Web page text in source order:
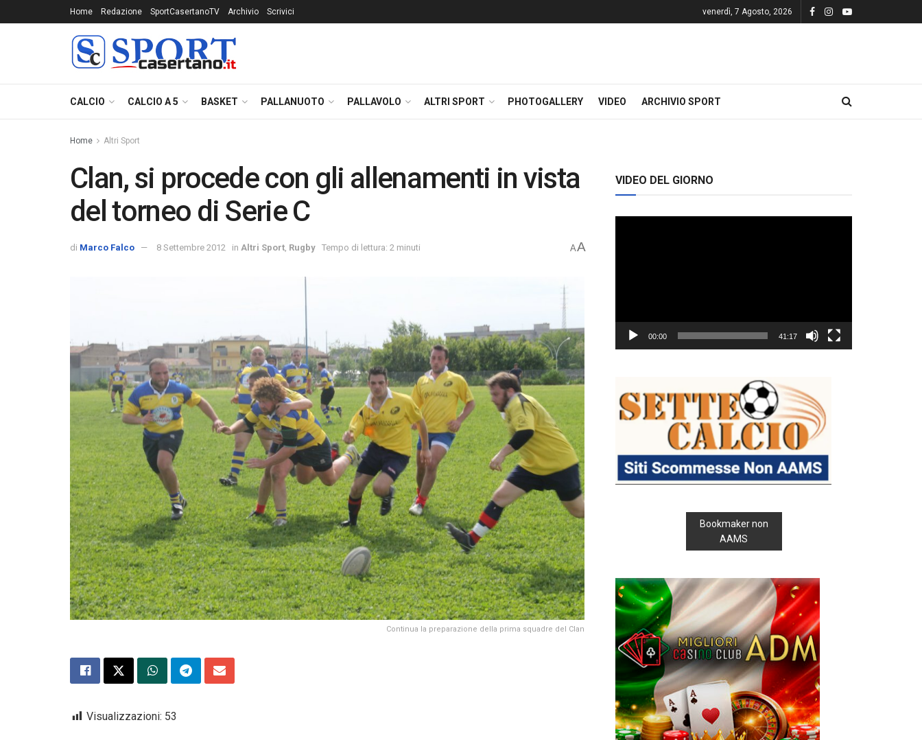
Home Redazione SportCasertanoTV Archivio Scrivici venerdì, 7 Agosto, 2026
CALCIO CALCIO A 5 BASKET PALLANUOTO PALLAVOLO ALTRI SPORT PHOTOGALLERY VIDEO ARCHIVIO SPORT
Home Altri Sport
Clan, si procede con gli allenamenti in vista
del torneo di Serie C
di Marco Falco 8 Settembre 2012 in Altri Sport Rugby Tempo di lettura: 2 minuti AA
Continua la preparazione della prima squadre del Clan
Visualizzazioni: 53
VIDEO DEL GIORNO
00:00 41:17
Bookmaker non
AAMS